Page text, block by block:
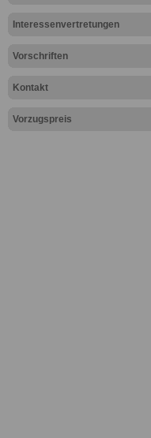
Interessenvertretungen
Vorschriften
Kontakt
Vorzugspreis